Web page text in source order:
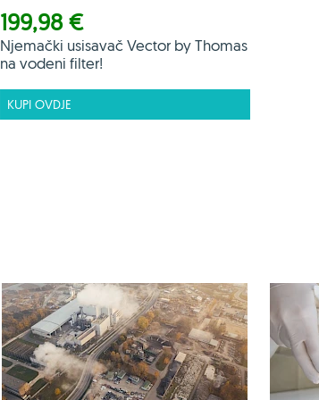
199,98 €
Njemački usisavač Vector by Thomas
na vodeni filter!
KUPI OVDJE